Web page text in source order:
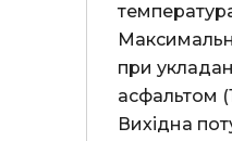
при
асфальтом
Вихідна